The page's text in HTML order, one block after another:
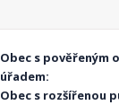
Obec s pověřeným
úřadem:
Obec s rozšířenou